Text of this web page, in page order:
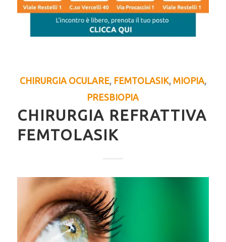
CHIRURGIA OCULARE, FEMTOLASIK, MIOPIA,
PRESBIOPIA
CHIRURGIA REFRATTIVA
FEMTOLASIK